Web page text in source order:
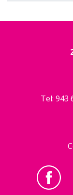
Tel: 943